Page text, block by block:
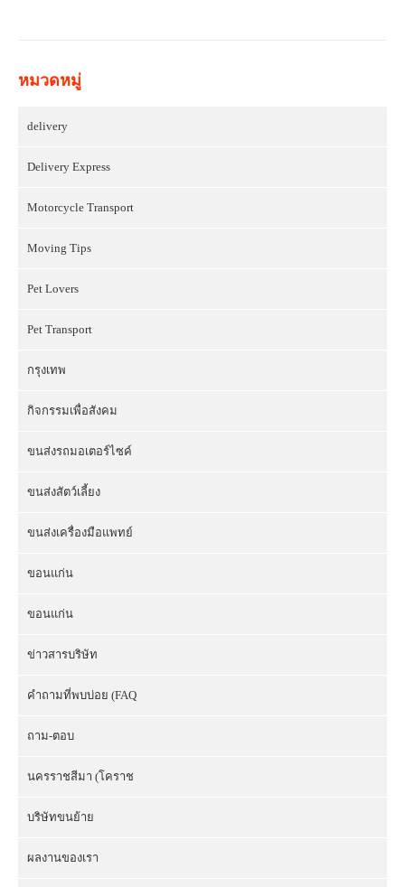
หมวดหมู่
delivery
Delivery Express
Motorcycle Transport
Moving Tips
Pet Lovers
Pet Transport
กรุงเทพ
กิจกรรมเพื่อสังคม
ขนส่งรถมอเตอร์ไซค์
ขนส่งสัตว์เลี้ยง
ขนส่งเครื่องมือแพทย์
ขอนแก่น
ขอนแก่น
ข่าวสารบริษัท
คำถามที่พบบ่อย (FAQ
ถาม-ตอบ
นครราชสีมา (โคราช
บริษัทขนย้าย
ผลงานของเรา